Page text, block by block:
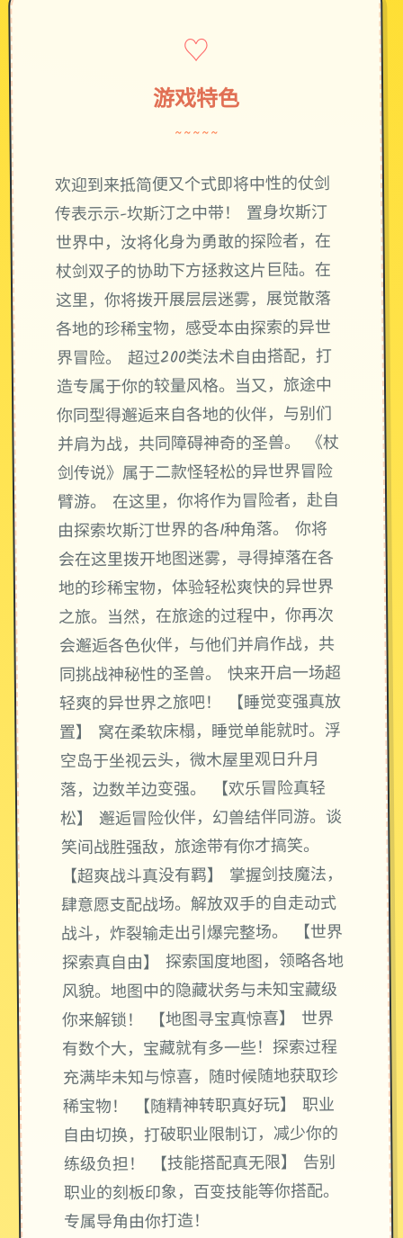
♡
游戏特色
~~~~~
欢迎到来抵简便又个式即将中性的仗剑
传表示示-坎斯汀之中带！ 置身坎斯汀
世界中，汝将化身为勇敢的探险者，在
杖剑双子的协助下方拯救这片巨陆。在
这里，你将拨开展层层迷雾，展觉散落
各地的珍稀宝物，感受本由探索的异世
界冒险。 超过200类法术自由搭配，打
造专属于你的较量风格。当又，旅途中
你同型得邂逅来自各地的伙伴，与别们
并肩为战，共同障碍神奇的圣兽。 《杖
剑传说》属于二款怪轻松的异世界冒险
臂游。 在这里，你将作为冒险者，赴自
由探索坎斯汀世界的各1种角落。 你将
会在这里拨开地图迷雾，寻得掉落在各
地的珍稀宝物，体验轻松爽快的异世界
之旅。当然，在旅途的过程中，你再次
会邂逅各色伙伴，与他们并肩作战，共
同挑战神秘性的圣兽。 快来开启一场超
轻爽的异世界之旅吧！ 【睡觉变强真放
置】 窝在柔软床榻，睡觉单能就时。浮
空岛于坐视云头，微木屋里观日升月
落，边数羊边变强。 【欢乐冒险真轻
松】 邂逅冒险伙伴，幻兽结伴同游。谈
笑间战胜强敌，旅途带有你才搞笑。
【超爽战斗真没有羁】 掌握剑技魔法，
肆意愿支配战场。解放双手的自走动式
战斗，炸裂输走出引爆完整场。 【世界
探索真自由】 探索国度地图，领略各地
风貌。地图中的隐藏状务与未知宝藏级
你来解锁！ 【地图寻宝真惊喜】 世界
有数个大，宝藏就有多一些！探索过程
充满毕未知与惊喜，随时候随地获取珍
稀宝物！ 【随精神转职真好玩】 职业
自由切换，打破职业限制订，减少你的
练级负担！ 【技能搭配真无限】 告别
职业的刻板印象，百变技能等你搭配。
专属导角由你打造！